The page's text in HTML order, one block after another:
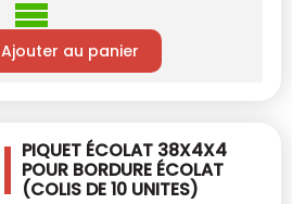
Ajouter au panier
PIQUET ÉCOLAT 38X4X4
POUR BORDURE ÉCOLAT
(COLIS DE 10 UNITES)